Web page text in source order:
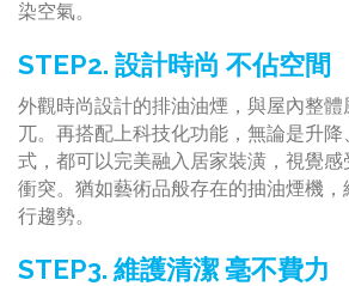
染空氣。
STEP2. 設計時尚 不佔空間
外觀時尚設計的排油油煙，與屋內整
兀。再搭配上科技化功能，無論是升
式，都可以完美融入居家裝潢，視覺
衝突。猶如藝術品般存在的抽油煙機
行趨勢。
STEP3. 維護清潔 毫不費力